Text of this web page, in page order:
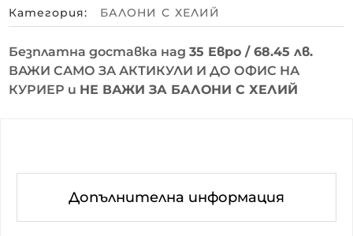
Категория: БАЛОНИ С ХЕЛИЙ
Безплатна доставка над35 Евро / 68.45 лв.
ВАЖИ САМО ЗА АКТИКУЛИ И ДО ОФИС НА
КУРИЕР и НЕ ВАЖИ ЗА БАЛОНИ С ХЕЛИЙ
Допълнителна информация